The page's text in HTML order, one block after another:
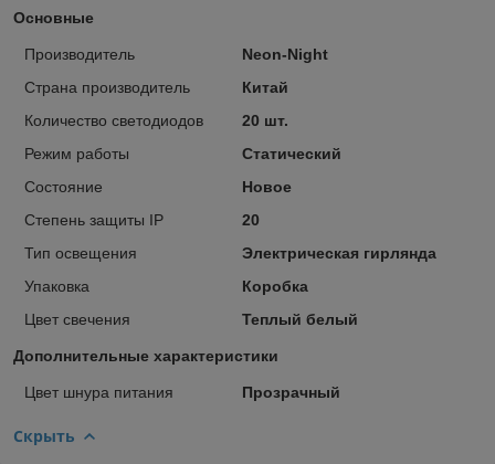
Основные
Производитель
Neon-Night
Страна производитель
Китай
Количество светодиодов
20 шт.
Режим работы
Статический
Состояние
Новое
Степень защиты IP
20
Тип освещения
Электрическая гирлянда
Упаковка
Коробка
Цвет свечения
Теплый белый
Дополнительные характеристики
Цвет шнура питания Прозрачный
Скрыть